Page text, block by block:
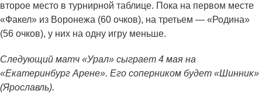
второе место в турнирной таблице. Пока на первом месте
«Факел» из Воронежа (60 очков), на третьем — «Родина»
(56 очков), у них на одну игру меньше.
Следующий матч «Урал» сыграет 4 мая на
«Екатеринбург Арене». Его соперником будет «Шинник»
(Ярославль).